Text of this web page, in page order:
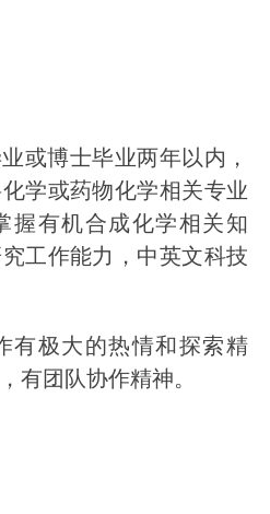
博士毕业两年以内，
学或药物化学相关专业
握有机合成化学相关知
工作能力，中英文科技
极大的热情和探索精
有团队协作精神。